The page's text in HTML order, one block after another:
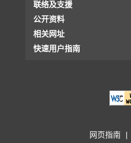
联络及支援
公开资料
相关网址
快速用户指南
网页指南